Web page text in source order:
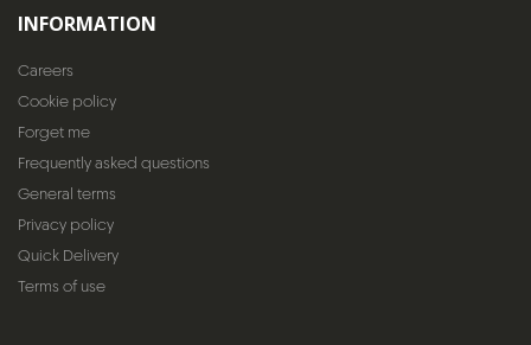
INFORMATION
Careers
Cookie policy
Forget me
Frequently asked questions
General terms
Privacy policy
Quick Delivery
Terms of use